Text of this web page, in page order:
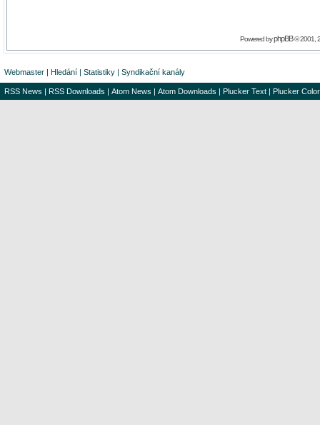
Powered byphpBB© 2001,
Webmaster | Hledání | Statistiky | Syndikační kanály
RSS News | RSS Downloads | Atom News | Atom Downloads | Plucker Text | Plucker Color